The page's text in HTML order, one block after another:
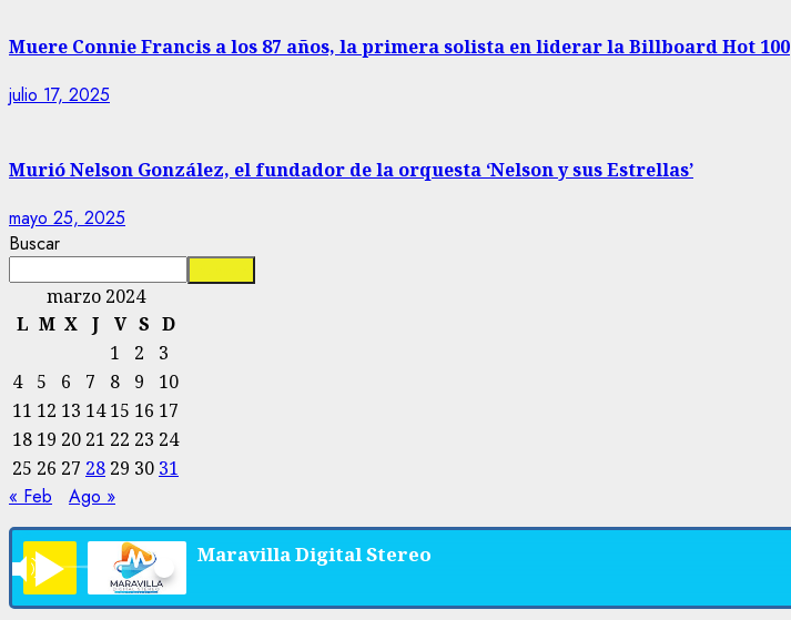
Muere Connie Francis a los 87 años, la primera solista en liderar la Billboard Hot 100
julio 17, 2025
Murió Nelson González, el fundador de la orquesta ‘Nelson y sus Estrellas’
mayo 25, 2025
Buscar
marzo 2024
L M X J V S D
1
2
3
4
5 6 7 8 9
10
11 12 13 14 15 16 17
18 19 20 21 22 23 24
25 26 27 28 29 30 31
« Feb Ago »
Maravilla Digital Stereo